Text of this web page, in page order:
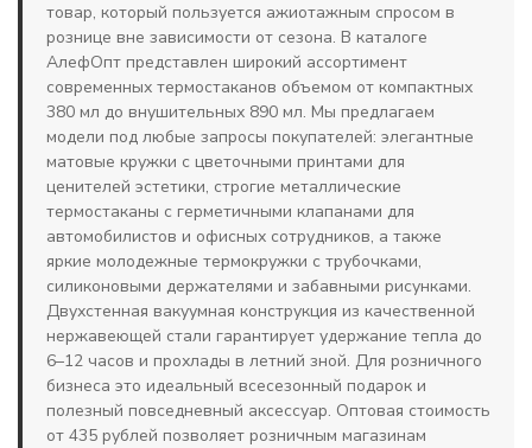
товар, который пользуется ажиотажным спросом в
рознице вне зависимости от сезона. В каталоге
АлефОпт представлен широкий ассортимент
современных термостаканов объемом от компактных
380 мл до внушительных 890 мл. Мы предлагаем
модели под любые запросы покупателей: элегантные
матовые кружки с цветочными принтами для
ценителей эстетики, строгие металлические
термостаканы с герметичными клапанами для
автомобилистов и офисных сотрудников, а также
яркие молодежные термокружки с трубочками,
силиконовыми держателями и забавными рисунками.
Двухстенная вакуумная конструкция из качественной
нержавеющей стали гарантирует удержание тепла до
6–12 часов и прохлады в летний зной. Для розничного
бизнеса это идеальный всесезонный подарок и
полезный повседневный аксессуар. Оптовая стоимость
от 435 рублей позволяет розничным магазинам